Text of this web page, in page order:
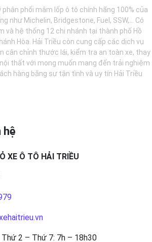
phân phối mâm lốp ô tô chính hãng 100% của
như Michelin, Bridgestone, Fuel, SSW,... Có
và hệ thống 12 chi nhánh tại thành phố Hồ
Hòa. Hải Triều còn cung cấp các dịch vụ
cân chỉnh thước lái, kiểm tra an toàn xe, thay
thất với mong muốn mang đến trải nghiệm
hàng bằng sự tận tình và uy tín Hải Triều
hệ
XE Ô TÔ HẢI TRIỀU
2 – Thứ 7: 7h – 18h30